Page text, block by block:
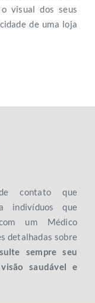
visual dos seus
de uma loja
contato que
indivíduos que
um Médico
detalhadas sobre
sempre seu
saudável e